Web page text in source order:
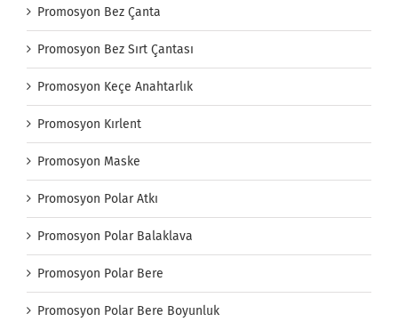
Promosyon Bez Çanta
Promosyon Bez Sırt Çantası
Promosyon Keçe Anahtarlık
Promosyon Kırlent
Promosyon Maske
Promosyon Polar Atkı
Promosyon Polar Balaklava
Promosyon Polar Bere
Promosyon Polar Bere Boyunluk